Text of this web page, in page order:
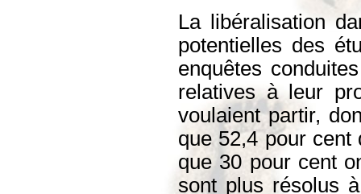
La libéralisation
potentielles des
enquêtes
relatives à leur
voulaient partir,
que 52,4 pour
que 30 pour cent
sont plus résolus